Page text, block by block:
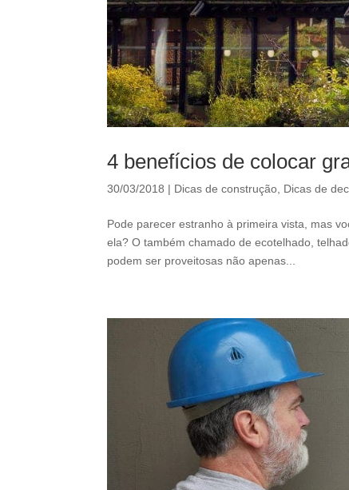
4 benefícios de colocar
30/03/2018 | Dicas de construção Dicas de
Pode parecer estranho à primeira vista, mas
ela? O também chamado de ecotelhado,
podem ser proveitosas não apenas...